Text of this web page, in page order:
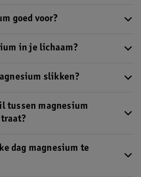
goed voor?
veel meer functies.
in je lichaam?
slikken?
ervoor kiezen om als aanvulling een
tussen magnesium
dag magnesium te